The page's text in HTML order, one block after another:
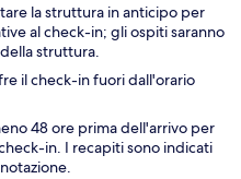
la struttura in anticipo per
al check-in; gli ospiti saranno
struttura.
il check-in fuori dall'orario
48 ore prima dell'arrivo per
in. I recapiti sono indicati